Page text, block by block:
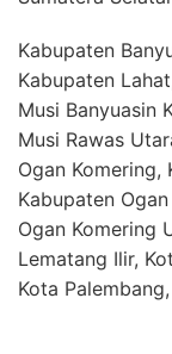
Kabupaten
Kabupaten
Musi Banyuasin
Musi Rawas
Ogan Komering,
Kabupaten
Ogan Komering
Lematang Ilir,
Kota